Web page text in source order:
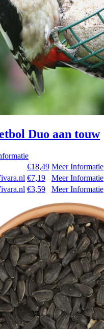
Duo aan touw
€18,49 Meer Informatie
€7,19
Meer Informatie
€3,59 Meer Informatie